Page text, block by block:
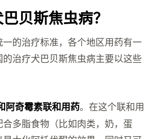
贝斯焦虫病？
的治疗标准，各个地区用药有一
治疗犬巴贝斯焦虫病主要以这些
阿奇霉素联和用药。在这个联和用
多脂食物（比如肉类，奶，蛋